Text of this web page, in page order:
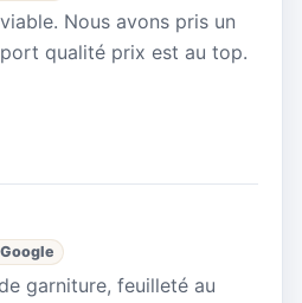
Nous avons pris un
qualité prix est au top.
Google
garniture, feuilleté au